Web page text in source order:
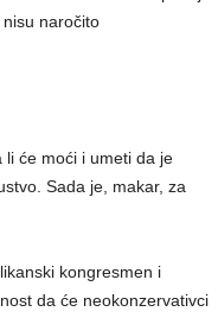
naročito
će moći i umeti da je
Sada je, makar, za
kongresmen i
da će neokonzervativci